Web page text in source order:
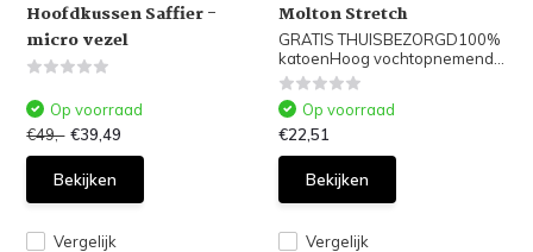
Hoofdkussen Saffier -
micro vezel
Vergelijk
Op voorraad
€49,- €39,49
Bekijken
Molton Stretch
GRATIS THUISBEZORGD100%
katoenHoog vochtopnemend...
Vergelijk
Op voorraad
€22,51
Bekijken